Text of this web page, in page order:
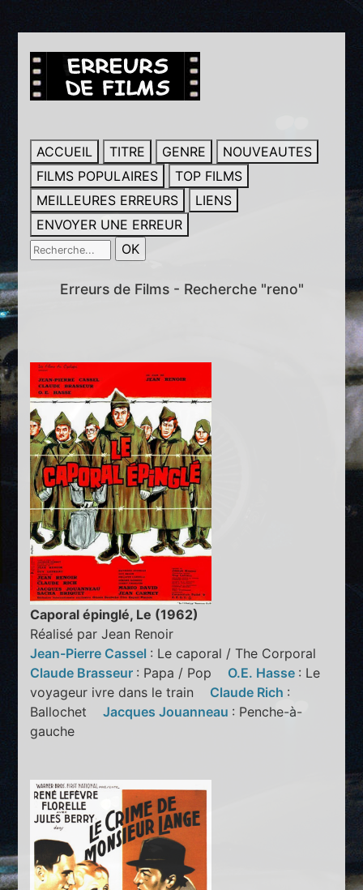
ACCUEIL TITRE GENRE
NOUVEAUTES
FILMS POPULAIRES
TOP FILMS
MEILLEURES ERREURS
LIENS
ENVOYER UNE ERREUR
Erreurs de Films - Recherche "reno"
Caporal épinglé, Le (1962)
Réalisé par Jean Renoir
Jean-Pierre Cassel : Le caporal / The Corporal
Claude Brasseur : Papa / Pop O.E. Hasse : Le
voyageur ivre dans le train Claude Rich :
BallochetJacques Jouanneau : Penche-à-
gauche